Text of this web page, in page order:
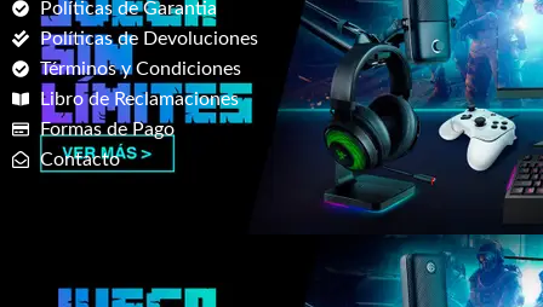
Políticas de Garantia
Políticas de Devoluciones
Términos y Condiciones
Libro de Reclamaciones
Formas de Pago
Contacto